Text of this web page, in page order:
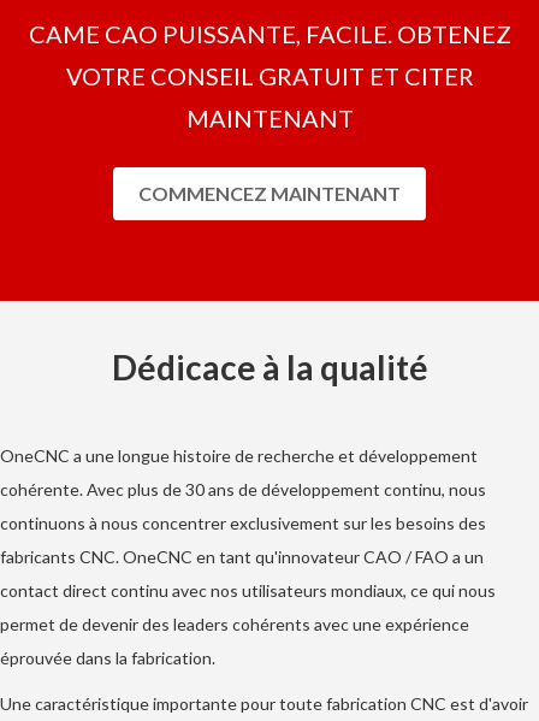
CAME CAO PUISSANTE, FACILE. OBTENEZ
VOTRE CONSEIL GRATUIT ET CITER
MAINTENANT
COMMENCEZ MAINTENANT
Dédicace à la qualité
OneCNC a une longue histoire de recherche et développement
cohérente. Avec plus de 30 ans de développement continu, nous
continuons à nous concentrer exclusivement sur les besoins des
fabricants CNC. OneCNC en tant qu'innovateur CAO / FAO a un
contact direct continu avec nos utilisateurs mondiaux, ce qui nous
permet de devenir des leaders cohérents avec une expérience
éprouvée dans la fabrication.
Une caractéristique importante pour toute fabrication CNC est d'avoir